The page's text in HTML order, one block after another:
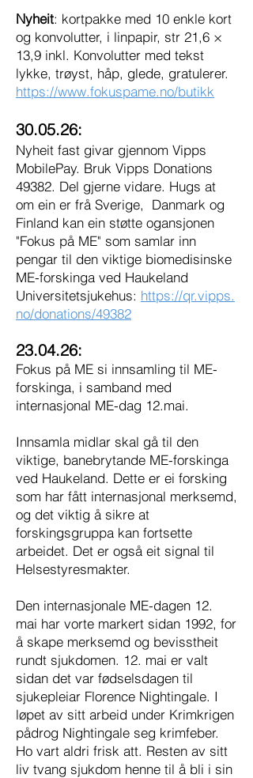
Nyheit: kortpakke med 10 enkle kort
og konvolutter, i linpapir, str 21,6 ×
13,9 inkl. Konvolutter med tekst
lykke, trøyst, håp, glede, gratulerer.
https://www.fokuspame.no/butikk
30.05.26:
Nyheit fast givar gjennom Vipps
MobilePay. Bruk Vipps Donations
49382. Del gjerne vidare. Hugs at
om ein er frå Sverige, Danmark og
Finland kan ein støtte ogansjonen
"Fokus på ME" som samlar inn
pengar til den viktige biomedisinske
ME-forskinga ved Haukeland
Universitetsjukehus: https://qr.vipps.
no/donations/49382
23.04.26:
Fokus på ME si innsamling til ME-
forskinga, i samband med
internasjonal ME-dag 12.mai.
Innsamla midlar skal gå til den
viktige, banebrytande ME-forskinga
ved Haukeland. Dette er ei forsking
som har fått internasjonal merksemd,
og det viktig å sikre at
forskingsgruppa kan fortsette
arbeidet. Det er også eit signal til
Helsestyresmakter.
Den internasjonale ME-dagen 12.
mai har vorte markert sidan 1992, for
å skape merksemd og bevisstheit
rundt sjukdomen. 12. mai er valt
sidan det var fødselsdagen til
sjukepleiar Florence Nightingale. I
løpet av sitt arbeid under Krimkrigen
pådrog Nightingale seg krimfeber.
Ho vart aldri frisk att. Resten av sitt
liv tvang sjukdom henne til å bli i sin